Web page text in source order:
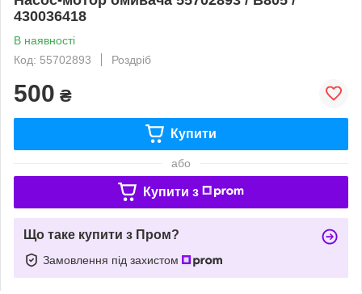
430036418
В наявності
Код: 55702893
Роздріб
500 ₴
Купити
або
Купити з
Що таке купити з Пром?
Замовлення під захистом